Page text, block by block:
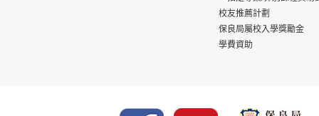
校友推薦計劃
保良局屬校入學獎勵金
學費資助